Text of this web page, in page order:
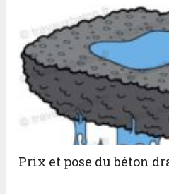
Prix et pose du béton